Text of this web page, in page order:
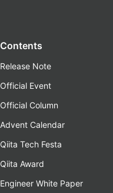
Contents
Release Note
Official Event
Official Column
Advent Calendar
Qiita Tech Festa
Qiita Award
Engineer White Paper